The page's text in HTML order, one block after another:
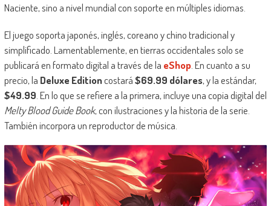
Naciente, sino a nivel mundial con soporte en múltiples idiomas.
El juego soporta japonés, inglés, coreano y chino tradicional y
simplificado. Lamentablemente, en tierras occidentales solo se
publicará en formato digital a través de la eShop. En cuanto a su
precio, la Deluxe Editioncostará$69.99 dólares, y la estándar,
$49.99 . En lo que se refiere a la primera, incluye una copia digital del
Melty Blood Guide Book, con ilustraciones y la historia de la serie.
También incorpora un reproductor de música.